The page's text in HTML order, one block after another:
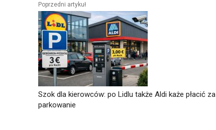
Poprzedni artykuł
Szok dla kierowców: po Lidlu także Aldi każe płacić za
parkowanie